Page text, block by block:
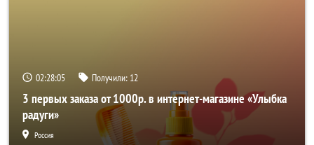
02:28:04 Получили: 12
3 первых заказа от 1000р. в интернет-магазине «Улыбка
радуги»
Россия